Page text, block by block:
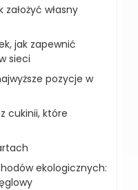
własny
jak zapewnić
sieci
pozycje w
cukinii, które
ekologicznych: